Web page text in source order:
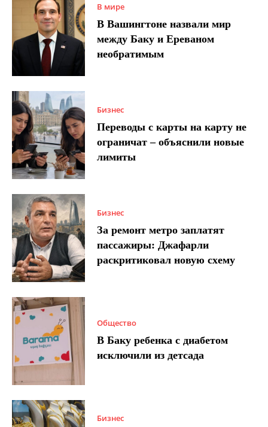
В мире
В Вашингтоне назвали мир
между Баку и Ереваном
необратимым
Бизнес
Переводы с карты на карту не
ограничат – объяснили новые
лимиты
Бизнес
За ремонт метро заплатят
пассажиры: Джафарли
раскритиковал новую схему
Общество
В Баку ребенка с диабетом
исключили из детсада
Бизнес